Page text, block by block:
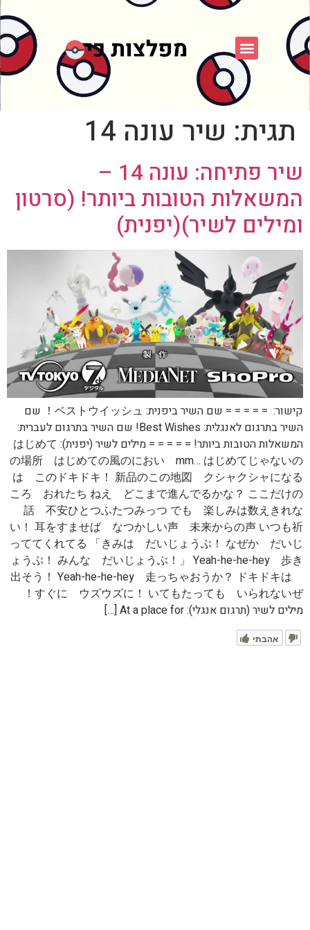
תגית: שיר עונה 14
שיר פתיחה: עונה 14 –
המשאלות הטובות ביותר! (סרטון
ומילים לשיר)(יפנית)
קישור: = = = = = שם השיר ביפנית: ベストウイッシュ！ שם
השיר בתרגום לאנגלית: Best Wishes! שם השיר בתרגום לעברית:
המשאלות הטובות ביותר! = = = = = מילים לשיר (יפנית): はじめて
の場所 はじめての風のにおい mm… はじめてじゃないの
は このドキドキ！ 新品のこの地図 クシャクシャになる
ころ おれたち ねえ どこまで進んでるかな？ ここだけの
話 不安ひとつふたつみっつ でも 楽しみは数えきれな
い！ 耳をすませば なつかしい声 未来からの声 いつも祈
っててくれてる 「きみは だいじょうぶ！ なぜか だいじ
ょうぶ！ みんな だいじょうぶ！」 Yeah-he-he-hey 歩き
出そう！ Yeah-he-he-hey 走っちゃおうか？ ドキドキは
すぐに ウズウズに！ いてもたっても いられないぜ！
מילים לשיר (תרגום אנגלי): At a place for […]
אהבתי